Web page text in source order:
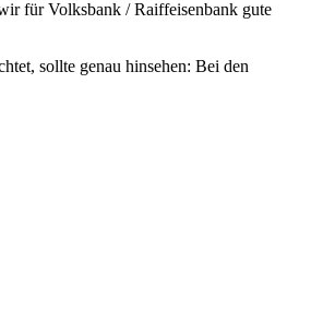
für Volksbank / Raiffeisenbank gute
sollte genau hinsehen: Bei den